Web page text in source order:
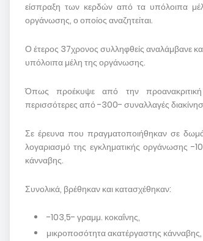
είσπραξη των κερδών από τα υπόλοιπα
οργάνωσης, ο οποίος αναζητείται.
Ο έτερος 37χρονος συλληφθείς αναλάμβανε
υπόλοιπα μέλη της οργάνωσης.
Όπως προέκυψε από την
περισσότερες από -300- συναλλαγές
Σε έρευνα που πραγματοποιήθηκαν σε
λογαριασμό της εγκληματικής οργάνωσης -
κάνναβης.
Συνολικά, βρέθηκαν και κατασχέθηκαν:
-103,5- γραμμ. κοκαΐνης,
μικροποσότητα ακατέργαστης κάνναβης,